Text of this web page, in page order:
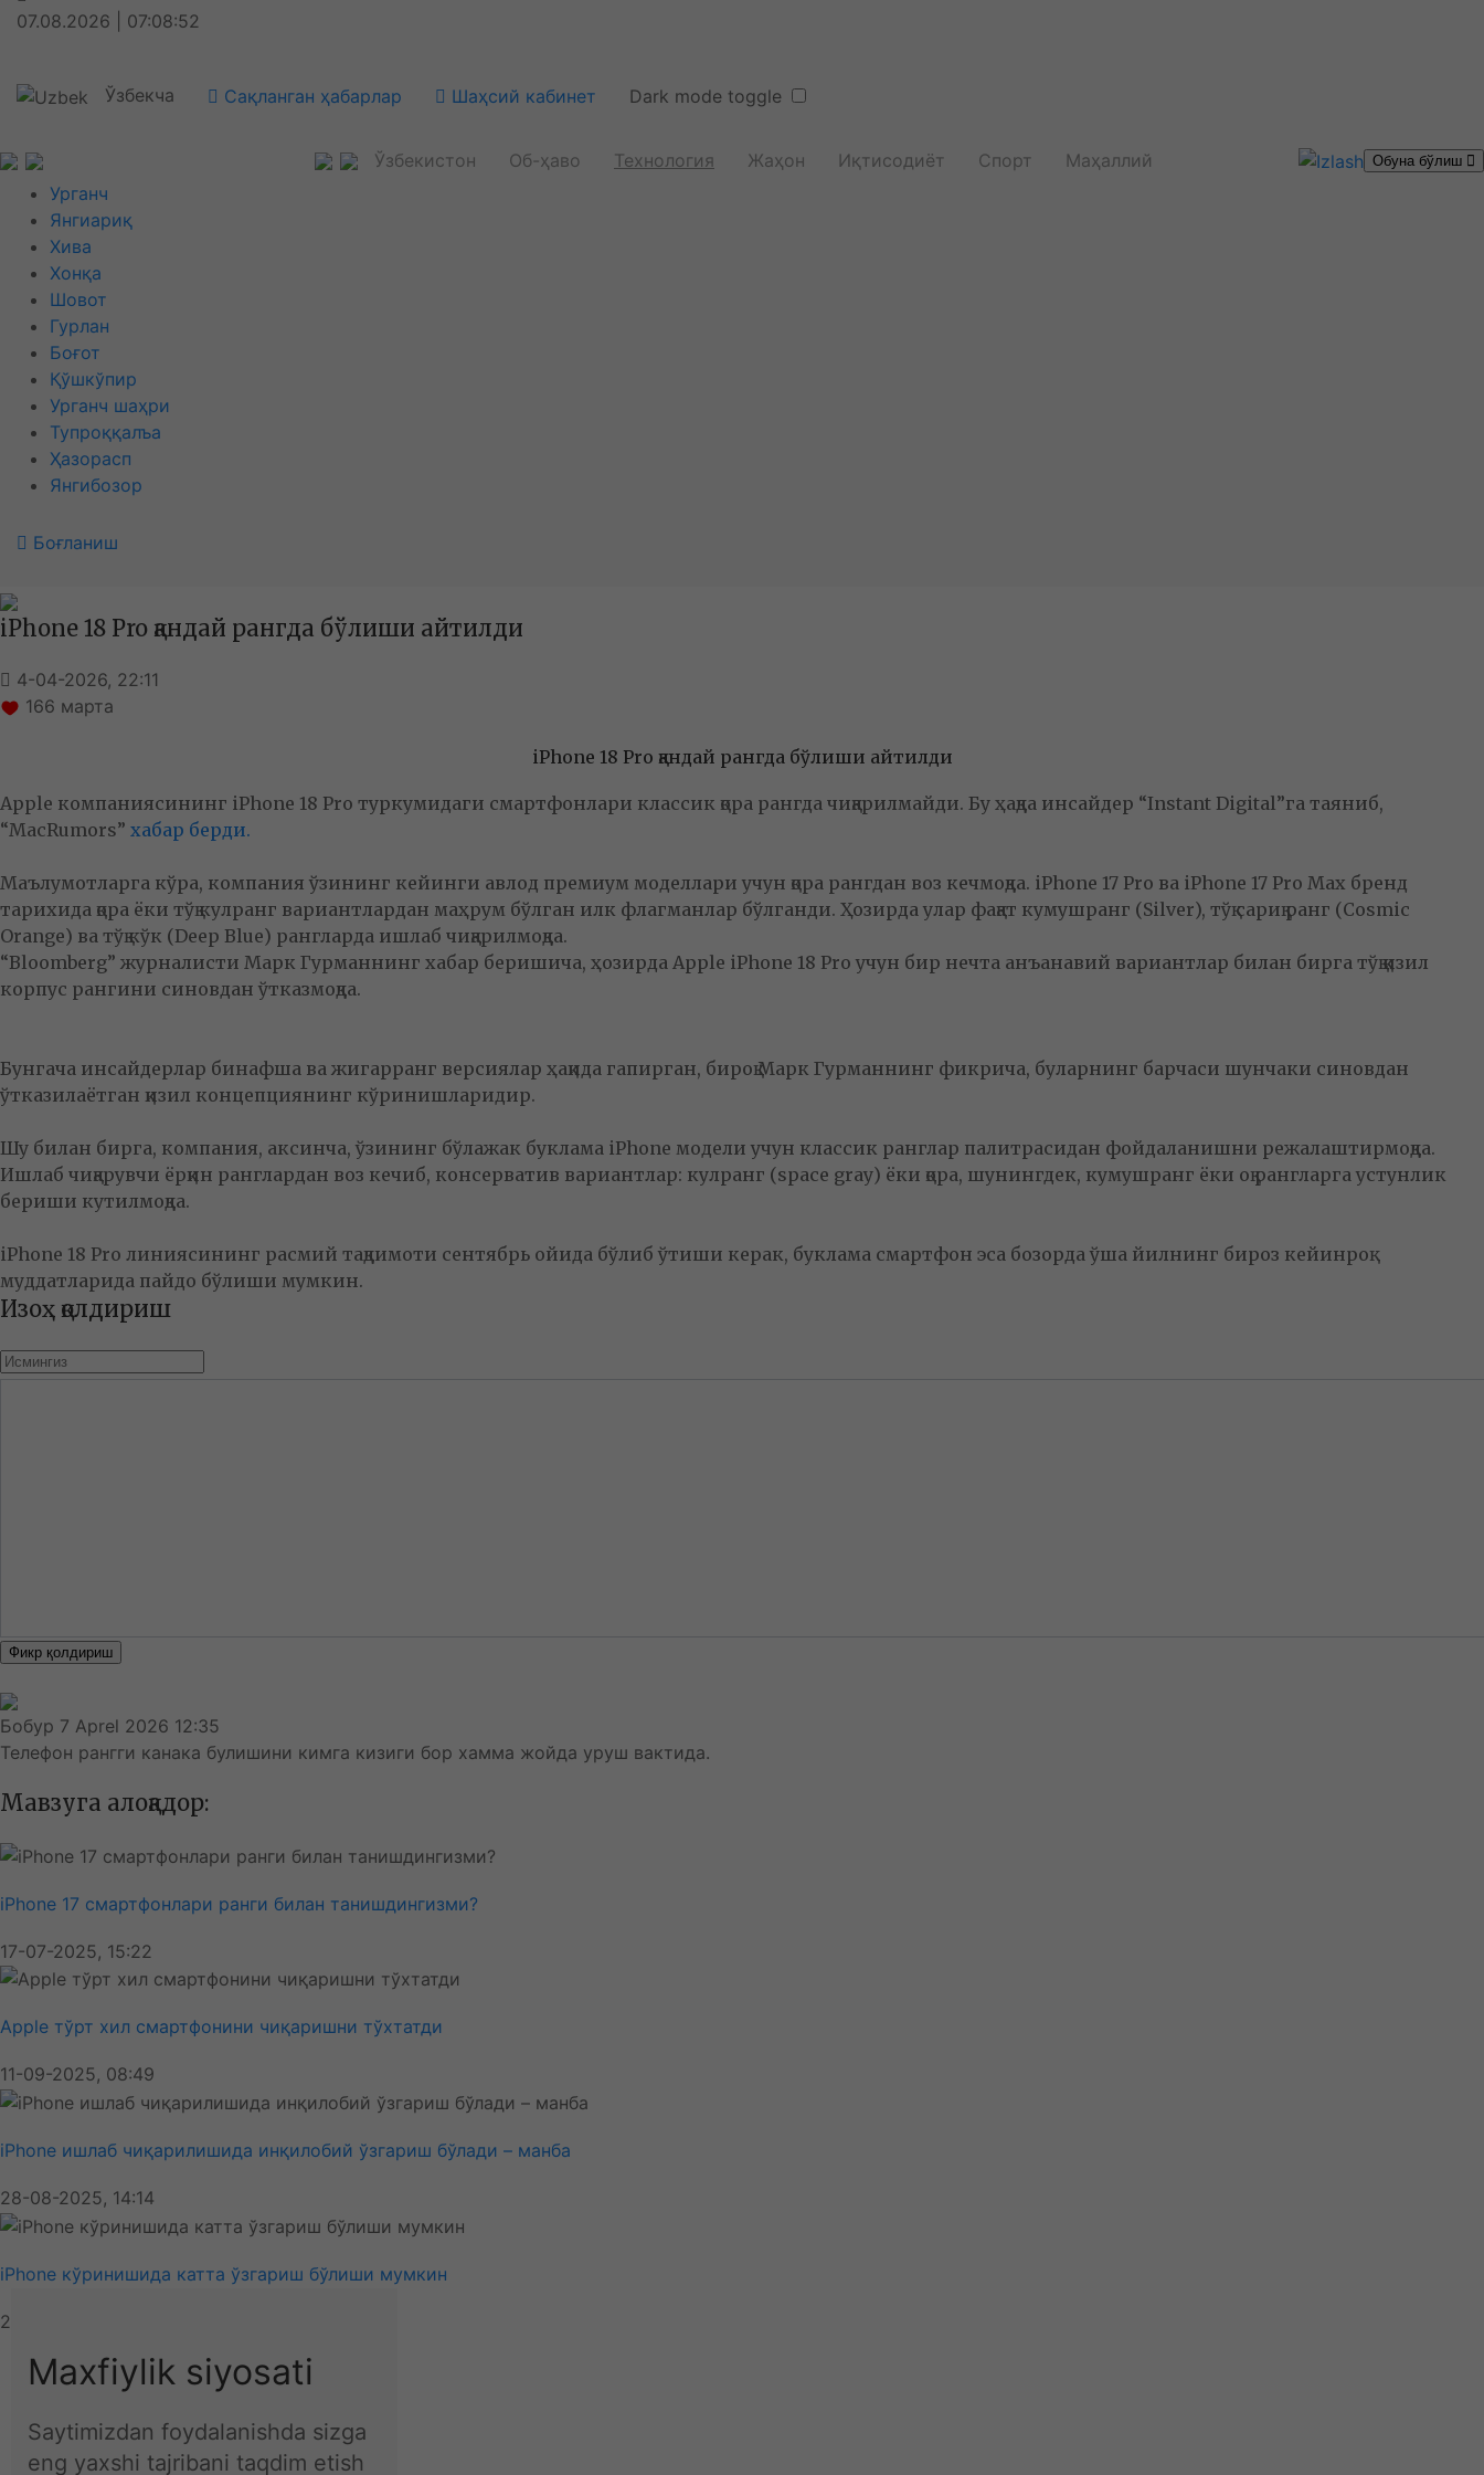
Maxfiylik siyosati
Saytimizdan foydalanishda sizga
eng yaxshi tajribani taqdim etish
07.08.2026 | 07:08:52
Ўзбекча Сақланган ҳабарлар Шаҳсий кабинет Dark mode toggle
Ўзбекистон Об-ҳаво Технология Жаҳон Иқтисодиёт Спорт Маҳаллий Обуна бўлиш
Урганч
Янгиариқ
Хива
Хонқа
Шовот
Гурлан
Боғот
Қўшкўпир
Урганч шаҳри
Тупроққалъа
Ҳазорасп
Янгибозор
Боғланиш
iPhone 18 Pro қандай рангда бўлиши айтилди
4-04-2026, 22:11
166 марта
iPhone 18 Pro қандай рангда бўлиши айтилди
Apple компаниясининг iPhone 18 Pro туркумидаги смартфонлари классик қора рангда чиқарилмайди. Бу ҳақда инсайдер “Instant Digital”га таяниб,
“MacRumors” хабар берди.
Маълумотларга кўра, компания ўзининг кейинги авлод премиум моделлари учун қора рангдан воз кечмоқда. iPhone 17 Pro ва iPhone 17 Pro Max бренд
тарихида қора ёки тўқ кулранг вариантлардан маҳрум бўлган илк флагманлар бўлганди. Ҳозирда улар фақат кумушранг (Silver), тўқ сариқ ранг (Cosmic
Orange) ва тўқ кўк (Deep Blue) рангларда ишлаб чиқарилмоқда.
“Bloomberg” журналисти Марк Гурманнинг хабар беришича, ҳозирда Apple iPhone 18 Pro учун бир нечта анъанавий вариантлар билан бирга тўқ қизил
корпус рангини синовдан ўтказмоқда.
Бунгача инсайдерлар бинафша ва жигарранг версиялар ҳақида гапирган, бироқ Марк Гурманнинг фикрича, буларнинг барчаси шунчаки синовдан
ўтказилаётган қизил концепциянинг кўринишларидир.
Шу билан бирга, компания, аксинча, ўзининг бўлажак буклама iPhone модели учун классик ранглар палитрасидан фойдаланишни режалаштирмоқда.
Ишлаб чиқарувчи ёрқин ранглардан воз кечиб, консерватив вариантлар: кулранг (space gray) ёки қора, шунингдек, кумушранг ёки оқ рангларга устунлик
бериши кутилмоқда.
iPhone 18 Pro линиясининг расмий тақдимоти сентябрь ойида бўлиб ўтиши керак, буклама смартфон эса бозорда ўша йилнинг бироз кейинроқ
муддатларида пайдо бўлиши мумкин.
Изоҳ қолдириш
Фикр қолдириш
Бобур 7 Aprel 2026 12:35
Телефон рангги канака булишини кимга кизиги бор хамма жойда уруш вактида.
Мавзуга алоқадор:
iPhone 17 смартфонлари ранги билан танишдингизми?
17-07-2025, 15:22
Apple тўрт хил смартфонини чиқаришни тўхтатди
11-09-2025, 08:49
iPhone ишлаб чиқарилишида инқилобий ўзгариш бўлади – манба
28-08-2025, 14:14
iPhone кўринишида катта ўзгариш бўлиши мумкин
25-03-2026, 12:16
Об-ҳаво
Жаҳон
Иқтисодиёт